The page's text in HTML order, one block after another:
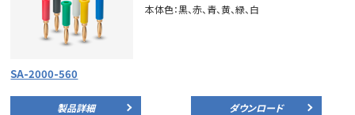
SA-2000-560
本体色：黒、赤、青、黄、緑、白
製品詳細 ダウンロード